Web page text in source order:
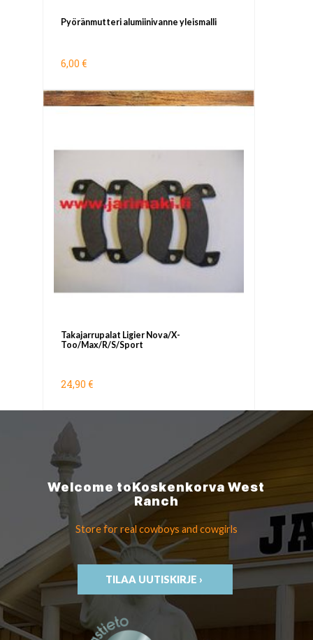
Pyöränmutteri alumiinivanne yleismalli
6,00 €
Takajarrupalat Ligier Nova/X-
Too/Max/R/S/Sport
24,90 €
Welcome toKoskenkorvaWest
Ranch
Store for real cowboys and cowgirls
TILAA UUTISKIRJE ›